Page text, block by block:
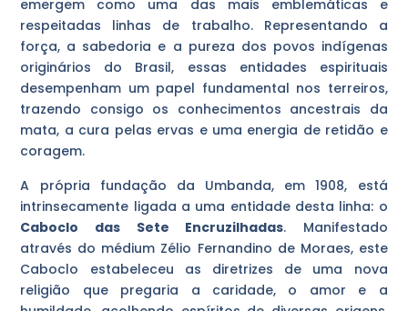
emergem como uma das mais emblemáticas e
respeitadas linhas de trabalho. Representando a
força, a sabedoria e a pureza dos povos indígenas
originários do Brasil, essas entidades espirituais
desempenham um papel fundamental nos terreiros,
trazendo consigo os conhecimentos ancestrais da
mata, a cura pelas ervas e uma energia de retidão e
coragem.
A própria fundação da Umbanda, em 1908, está
intrinsecamente ligada a uma entidade desta linha: o
Caboclo das Sete Encruzilhadas. Manifestado
através do médium Zélio Fernandino de Moraes, este
Caboclo estabeleceu as diretrizes de uma nova
religião que pregaria a caridade, o amor e a